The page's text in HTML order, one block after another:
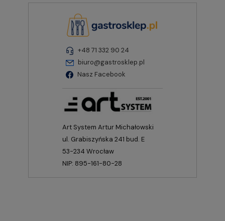
+48 71 332 90 24
biuro@gastrosklep.pl
Nasz Facebook
Art System Artur Michałowski
ul. Grabiszyńska 241 bud. E
53-234 Wrocław
NIP: 895-161-80-28